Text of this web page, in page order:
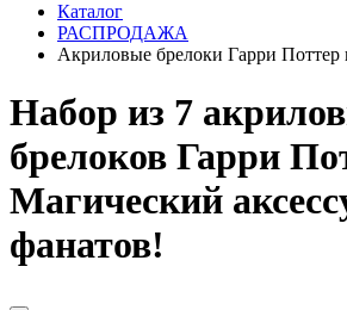
Каталог
РАСПРОДАЖА
Акриловые брелоки Гарри Поттер
Набор из 7
брелоков Гарри
Магический
фанатов!